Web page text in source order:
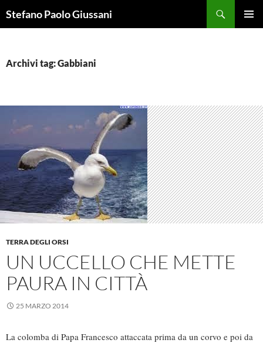
alStefano Paolo Giussani
Archivi tag: Gabbiani
TERRA DEGLI ORSI
UN UCCELLO CHE METTE
PAURA IN CITTÀ
25 MARZO 2014
La colomba di Papa Francesco attaccata prima da un corvo e poi da